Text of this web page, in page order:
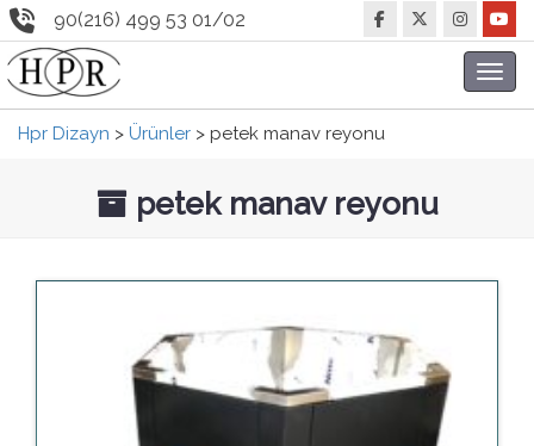
90(216) 499 53 01/02
Hpr Dizayn > Ürünler > petek manav reyonu
petek manav reyonu